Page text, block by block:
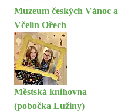
Muzeum českých Vánoc a
Včelín Ořech
Městská knihovna
(pobočka Lužiny)